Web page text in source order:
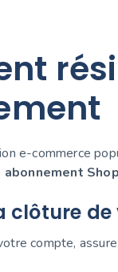
e-commerce
clôture
compte,